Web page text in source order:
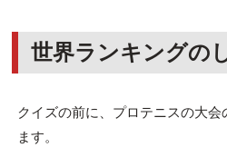
世界ランキングの
クイズの前に、プロテニスの大
ます。